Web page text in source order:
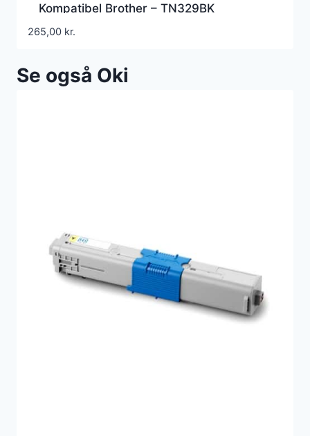
Kompatibel Brother – TN329BK
265,00 kr.
Se også Oki